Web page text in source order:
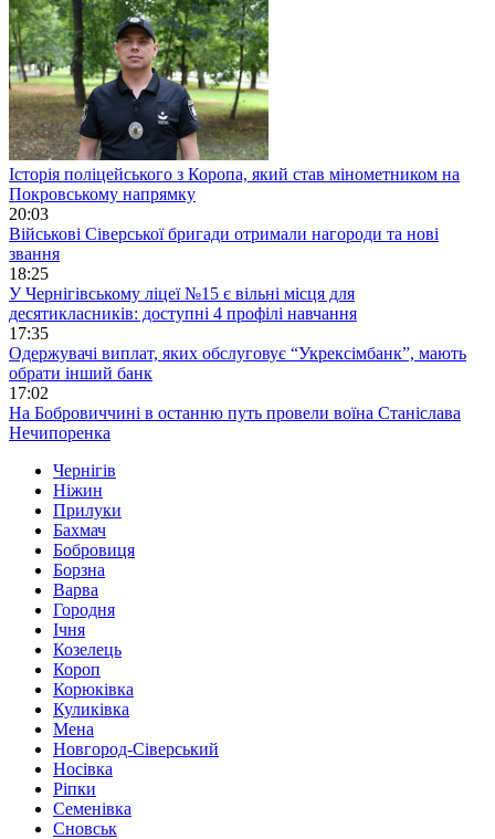
Історія поліцейського з Коропа, який став мінометником на
Покровському напрямку
20:03
Військові Сіверської бригади отримали нагороди та нові
звання
18:25
У Чернігівському ліцеї №15 є вільні місця для
десятикласників: доступні 4 профілі навчання
17:35
Одержувачі виплат, яких обслуговує “Укрексімбанк”, мають
обрати інший банк
17:02
На Бобровиччині в останню путь провели воїна Станіслава
Нечипоренка
Чернігів
Ніжин
Прилуки
Бахмач
Бобровиця
Борзна
Варва
Городня
Ічня
Козелець
Короп
Корюківка
Куликівка
Мена
Новгород-Сіверський
Носівка
Ріпки
Семенівка
Сновськ